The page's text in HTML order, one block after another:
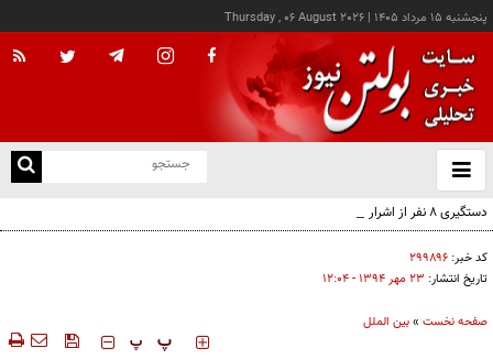
پنجشنبه ۱۵ مرداد ۱۴۰۵ |
Thursday , 06 August 2026
باز
و
دستگیری ۸ نفر از اشرار مسلح شاخص و مرتبطین گروهک‌های تروریستی
کد خبر: ۲۹۹۸۹۶
تاریخ انتشار: ۲۳ مهر ۱۳۹۴ - ۱۲:۰۴
صفحه نخست »بین الملل
‍‍‍ پ پ